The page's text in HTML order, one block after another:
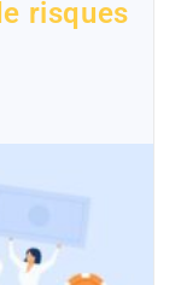
risques